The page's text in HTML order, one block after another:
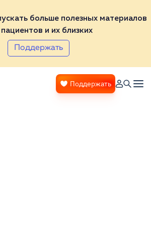
больше полезных материалов
и их близких
Поддержать
Поддержать